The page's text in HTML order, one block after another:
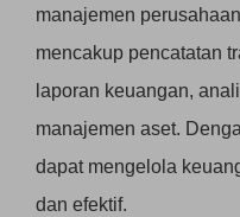
manajemen
mencakup pencatatan
laporan keuangan,
manajemen aset.
dapat mengelola
dan efektif.